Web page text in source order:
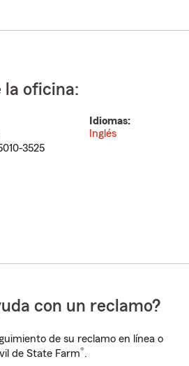
la oficina:
3525
Idiomas:
Inglés
con un reclamo?
de su reclamo en línea o
de State Farm®.